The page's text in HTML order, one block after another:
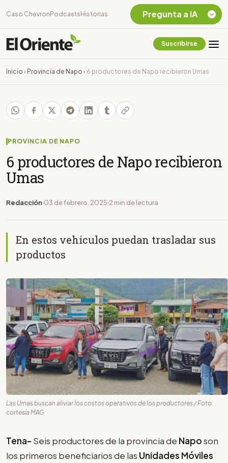
Caso Chevron Podcasts Historias
Suscribirse
Inicio › Provincia de Napo › 6 productores de Napo recibieron Umas
PROVINCIA DE NAPO
6 productores de Napo recibieron
Umas
Redacción 03 de febrero, 2025 2 min de lectura
En estos vehículos puedan trasladar sus
productos
Las Umas buscan aliviar los costos operativos de los productores / Foto:
cortesía MAG
Tena- Seis productores de la provincia de Naposon
los primeros beneficiarios de las Unidades Móviles
Pregunta a IA
Chevron Ecuador